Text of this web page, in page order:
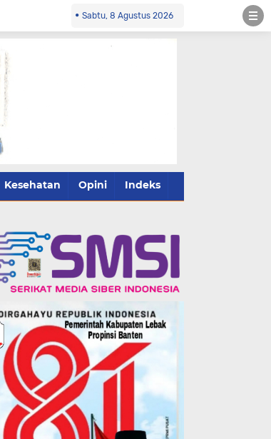
Sabtu, 8 Agustus 2026
Kesehatan Opini Indeks